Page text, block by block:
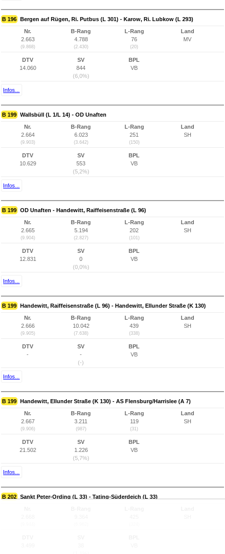
B 196 Bergen auf Rügen, Ri. Putbus (L 301) - Karow, Ri. Lubkow (L 293)
Nr.
2.663
(9.868)
B-Rang
4.788
(2.430)
L-Rang
76
(20)
Land
MV
DTV
14.060
SV
844
(6,0%)
BPL
VB
Infos...
B 199 Wallsbüll (L 1/L 14) - OD Unaften
Nr.
2.664
(9.903)
B-Rang
6.023
(3.642)
L-Rang
251
(150)
Land
SH
DTV
10.629
SV
553
(5,2%)
BPL
VB
Infos...
B 199 OD Unaften - Handewitt, Raiffeisenstraße (L 96)
Nr.
2.665
(9.904)
B-Rang
5.194
(2.827)
L-Rang
202
(101)
Land
SH
DTV
12.831
SV
0
(0,0%)
BPL
VB
Infos...
B 199 Handewitt, Raiffeisenstraße (L 96) - Handewitt, Ellunder Straße (K 130)
Nr.
2.666
(9.905)
B-Rang
10.042
(7.638)
L-Rang
439
(338)
Land
SH
DTV
-
SV
-
(-)
BPL
VB
Infos...
B 199 Handewitt, Ellunder Straße (K 130) - AS Flensburg/Harrislee (A 7)
Nr.
2.667
(9.906)
B-Rang
3.211
(987)
L-Rang
119
(31)
Land
SH
DTV
21.502
SV
1.226
(5,7%)
BPL
VB
Infos...
B 202 Sankt Peter-Ording (L 33) - Tating-Süderdeich (L 33)